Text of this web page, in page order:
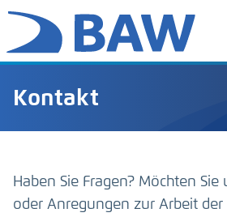
Kontakt
Haben Sie Fragen? Möchten
oder Anregungen zur Arbeit